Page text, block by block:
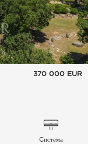
370 000 EUR
Cистема